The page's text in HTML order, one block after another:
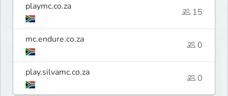
playmc.co.za
15
mc.endure.co.za
0
play.silvamc.co.za
0